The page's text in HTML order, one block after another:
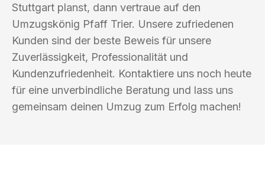
Stuttgart planst, dann vertraue auf den
Umzugskönig Pfaff Trier. Unsere zufriedenen
Kunden sind der beste Beweis für unsere
Zuverlässigkeit, Professionalität und
Kundenzufriedenheit. Kontaktiere uns noch heute
für eine unverbindliche Beratung und lass uns
gemeinsam deinen Umzug zum Erfolg machen!